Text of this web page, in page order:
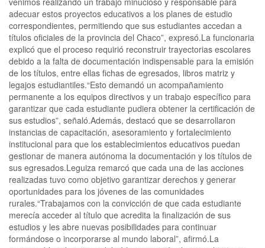
adecuar estos proyectos educativos a los planes de estudio
correspondientes, permitiendo que sus estudiantes accedan a
títulos oficiales de la provincia del Chaco”, expresó.La funcionaria
explicó que el proceso requirió reconstruir trayectorias escolares
debido a la falta de documentación indispensable para la emisión
de los títulos, entre ellas fichas de egresados, libros matriz y
legajos estudiantiles.“Esto demandó un acompañamiento
permanente a los equipos directivos y un trabajo específico para
garantizar que cada estudiante pudiera obtener la certificación de
sus estudios”, señaló.Además, destacó que se desarrollaron
instancias de capacitación, asesoramiento y fortalecimiento
institucional para que los establecimientos educativos puedan
gestionar de manera autónoma la documentación y los títulos de
sus egresados.Leguiza remarcó que cada una de las acciones
realizadas tuvo como objetivo garantizar derechos y generar
oportunidades para los jóvenes de las comunidades
rurales.“Trabajamos con la convicción de que cada estudiante
merecía acceder al título que acredita la finalización de sus
estudios y les abre nuevas posibilidades para continuar
formándose o incorporarse al mundo laboral”, afirmó.La